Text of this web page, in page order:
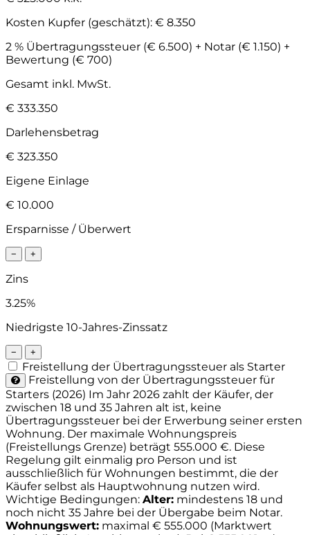
Kosten Kupfer (geschätzt): € 8.350
2 % Übertragungssteuer (€ 6.500) + Notar (€ 1.150) +
Bewertung (€ 700)
Gesamt inkl. MwSt.
€ 333.350
Darlehensbetrag
€ 323.350
Eigene Einlage
€ 10.000
Ersparnisse / Überwert
− +
Zins
3.25%
Niedrigste 10-Jahres-Zinssatz
− +
Freistellung der Übertragungssteuer als Starter
Freistellung von der Übertragungssteuer für
Starters (2026) Im Jahr 2026 zahlt der Käufer, der
zwischen 18 und 35 Jahren alt ist, keine
Übertragungssteuer bei der Erwerbung seiner ersten
Wohnung. Der maximale Wohnungspreis
(Freistellungs Grenze) beträgt 555.000 €. Diese
Regelung gilt einmalig pro Person und ist
ausschließlich für Wohnungen bestimmt, die der
Käufer selbst als Hauptwohnung nutzen wird.
Wichtige Bedingungen: Alter: mindestens 18 und
noch nicht 35 Jahre bei der Übergabe beim Notar.
Wohnungswert: maximal € 555.000 (Marktwert